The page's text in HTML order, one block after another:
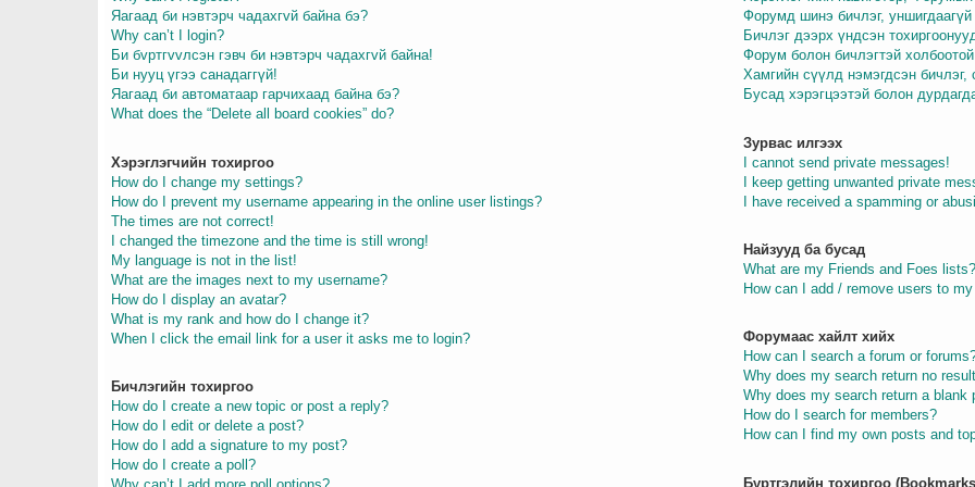
Яагаад би нэвтэрч чадахгvй байна бэ?
Why can’t I login?
Би бvртгvvлсэн гэвч би нэвтэрч чадахгvй байна!
Би нууц үгээ санадаггүй!
Яагаад би автоматаар гарчихаад байна бэ?
What does the “Delete all board cookies” do?
Хэрэглэгчийн тохиргоо
How do I change my settings?
How do I prevent my username appearing in the online user listings?
The times are not correct!
I changed the timezone and the time is still wrong!
My language is not in the list!
What are the images next to my username?
How do I display an avatar?
What is my rank and how do I change it?
When I click the email link for a user it asks me to login?
Бичлэгийн тохиргоо
How do I create a new topic or post a reply?
How do I edit or delete a post?
How do I add a signature to my post?
How do I create a poll?
Форумд шинэ бичлэг, уншигдаагүй
Бичлэг дээрх үндсэн
Форум болон бичлэгтэй
Хамгийн сүүлд нэмэгдсэн бичлэг,
Бусад хэрэгцээтэй болон
Зурвас илгээх
I cannot send private messages!
I keep getting unwanted private
I have received a spamming or
Найзууд ба бусад
What are my Friends and Foes
How can I add / remove users to
Форумаас хайлт хийх
How can I search a forum or
Why does my search return no
Why does my search return a blank
How do I search for members?
How can I find my own posts and
Бүртгэлийн тохиргоо